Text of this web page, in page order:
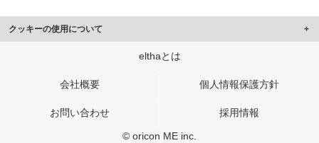
クッキーの使用について
このサイトでは Cookie を使用して、ユーザーに合わせたコンテンツや広告の
行っています。
メディアや広告配信、データ解析の各パートナーに提供しています。
elthaとは
会社概要 個人情報保護方針
お問い合わせ 採用情報
© oricon ME inc.